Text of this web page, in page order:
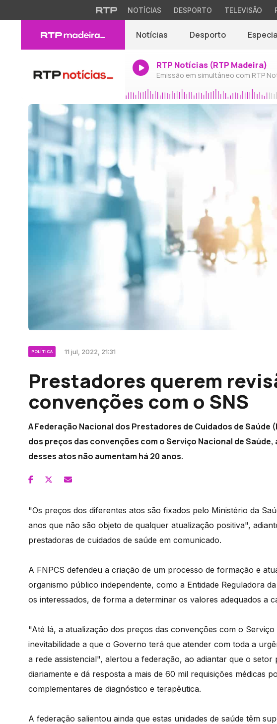
NOTÍCIAS DESPORTO TELEVISÃO
Notícias Desporto
RTP Notícias (RTP Madeira)
Emissão em simultâneo com RTP
POLÍTICA 11 jul, 2022, 21:31
Prestadores querem
convenções com o SNS
A Federação Nacional dos Prestadores de Cuidados de Saúde
dos preços das convenções com o Serviço Nacional de
desses atos não aumentam há 20 anos.
"Os preços dos diferentes atos são fixados pelo Ministério da
anos que não são objeto de qualquer atualização positiva",
prestadoras de cuidados de saúde em comunicado.
A FNPCS defendeu a criação de um processo de formação e
organismo público independente, como a Entidade Reguladora
os interessados, de forma a determinar os valores adequados a
"Até lá, a atualização dos preços das convenções com o
inevitabilidade a que o Governo terá que atender com toda a
a rede assistencial", alertou a federação, ao adiantar que o
diariamente e dá resposta a mais de 60 mil requisições médicas
complementares de diagnóstico e terapêutica.
A federação salientou ainda que estas unidades de saúde têm